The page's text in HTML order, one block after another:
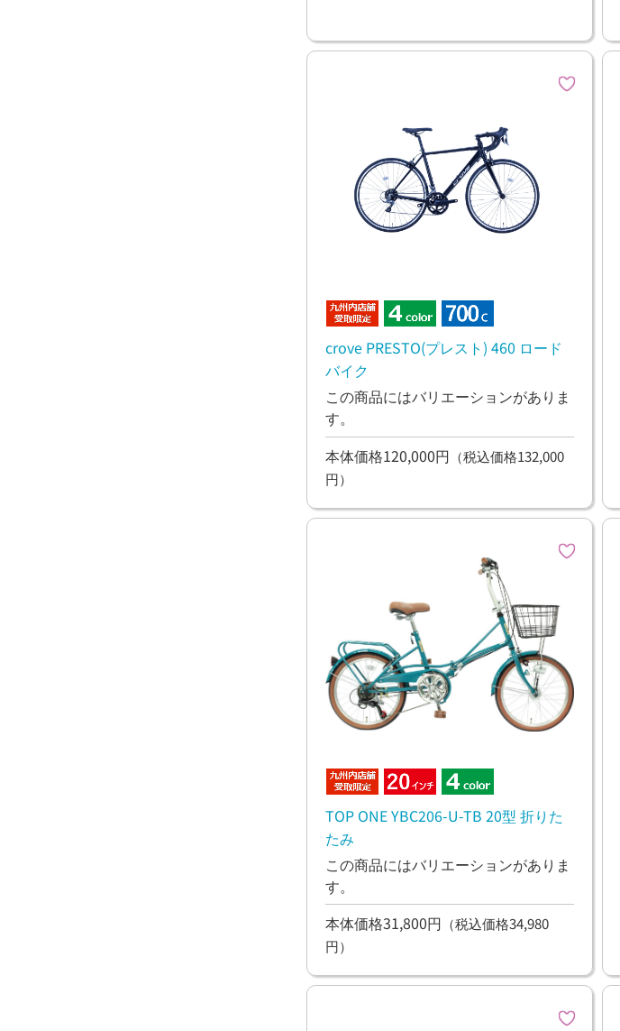
crove PRESTO(プレスト) 460 ロード
バイク
この商品にはバリエーションがありま
す。
本体価格120,000円 （税込価格132,000
円）
TOP ONE YBC206-U-TB 20型 折りた
たみ
この商品にはバリエーションがありま
す。
本体価格31,800円 （税込価格34,980
円）